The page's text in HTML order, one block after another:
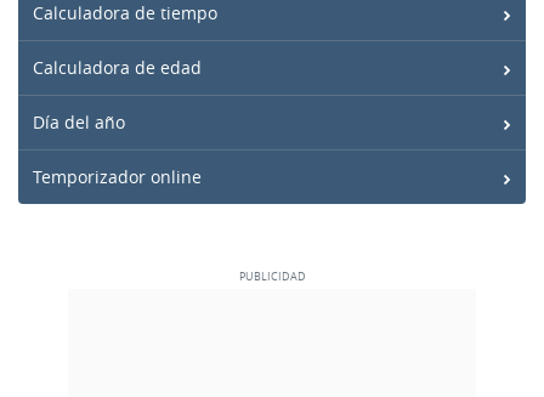
Calculadora de tiempo
Calculadora de edad
Día del año
Temporizador online